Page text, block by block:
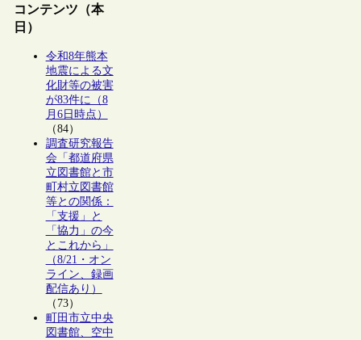
コンテンツ（本
日）
令和8年熊本
地震による文
化財等の被害
が83件に（8
月6日時点）
（84）
調査研究報告
会「都道府県
立図書館と市
町村立図書館
等との関係：
「支援」と
「協力」の今
とこれから」
（8/21・オン
ライン、録画
配信あり）
（73）
町田市立中央
図書館、空中